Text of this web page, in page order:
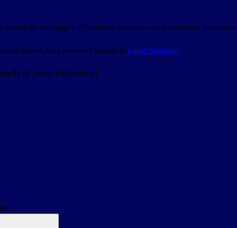
inviato un messaggio all'indirizzo indicato con le istruzioni necessarie.
il reset della password tramite la Login Spaggiari
di posta elettronica!